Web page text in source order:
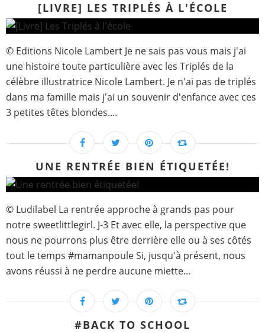
[LIVRE] LES TRIPLÉS À L'ÉCOLE
© Editions Nicole Lambert Je ne sais pas vous mais j'ai
une histoire toute particulière avec les Triplés de la
célèbre illustratrice Nicole Lambert. Je n'ai pas de triplés
dans ma famille mais j'ai un souvenir d'enfance avec ces
3 petites têtes blondes....
UNE RENTRÉE BIEN ÉTIQUETÉE!
© Ludilabel La rentrée approche à grands pas pour
notre sweetlittlegirl. J-3 Et avec elle, la perspective que
nous ne pourrons plus être derrière elle ou à ses côtés
tout le temps #mamanpoule Si, jusqu'à présent, nous
avons réussi à ne perdre aucune miette...
#BACK TO SCHOOL